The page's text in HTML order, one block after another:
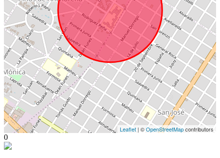
Leaflet | ©OpenStreetMapcontributors
0